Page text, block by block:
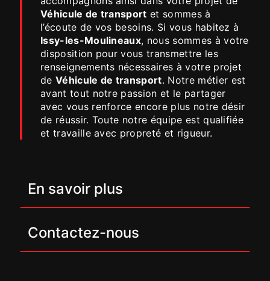
Véhicule de transport et sommes à
l’écoute de vos besoins. Si vous habitez à
Issy-les-Moulineaux, nous sommes à votre
disposition pour vous transmettre les
renseignements nécessaires à votre projet
de Véhicule de transport. Notre métier est
avant tout notre passion et le partager
avec vous renforce encore plus notre désir
de réussir. Toute notre équipe est qualifiée
et travaille avec propreté et rigueur.
En savoir plus
Contactez-nous